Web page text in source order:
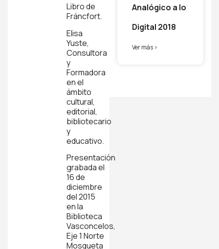
Libro de
Fráncfort.
Elisa
Yuste,
Consultora
y
Formadora
en el
ámbito
cultural,
editorial,
bibliotecario
y
educativo.
Presentación
grabada el
16 de
diciembre
del 2015
en la
Biblioteca
Vasconcelos,
Eje 1 Norte
Mosqueta
Analógico a lo
Digital 2018
Ver más >